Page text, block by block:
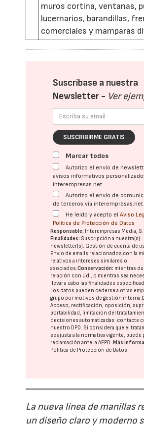
muros cortina, ventanas,
lucernarios, barandillas,
comerciales y mamparas
Suscríbase a nuestra
Newsletter - Ver
SUSCRIBIRME GRATIS
Marcar todos
Autorizo el envío de
avisos informativos
interempresas.net
Autorizo el envío de
de terceros vía interempresas.net
He leído y acepto elAviso
Política de Protección de Datos
Responsable: Interempresas Media,
Finalidades: Suscripción a nuestra(s)
newsletter(s). Gestión de cuenta de
Envío de emails relacionados con la
relativos a intereses similares o
asociados.Conservación: mientras
relación con Ud., o mientras sea
llevar a cabo las finalidades
Los datos pueden cederse a otras
grupo por motivos de gestión interna.
Acceso, rectificación, oposición,
portabilidad, limitación del
decisiones automatizadas: contacte
nuestro DPD . Si considera que el
se ajusta a la normativa vigente, puede
reclamación ante laAEPD .Más
Política de Protección de Datos
La nueva línea de manillas
un diseño claro y moderno